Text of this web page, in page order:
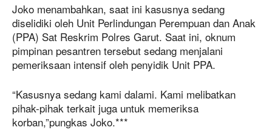
Joko menambahkan, saat ini kasusnya sedang
diselidiki oleh Unit Perlindungan Perempuan dan Anak
(PPA) Sat Reskrim Polres Garut. Saat ini, oknum
pimpinan pesantren tersebut sedang menjalani
pemeriksaan intensif oleh penyidik Unit PPA.
“Kasusnya sedang kami dalami. Kami melibatkan
pihak-pihak terkait juga untuk memeriksa
korban,”pungkas Joko.***